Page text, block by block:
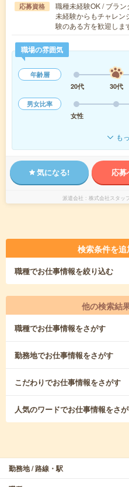
応募資格
職種未経験OK / ブラ
未経験からもチャレン
験のある方を歓迎し
職場の雰囲気
年齢層
20代
30代
男女比率
女性
も
気になる! 応
派遣会社 株式会社スタッ
検索条件を
職種でお仕事情報を絞り込む
他の検索結
職種でお仕事情報をさがす
勤務地でお仕事情報をさがす
こだわりでお仕事情報をさがす
人気のワードでお仕事情報をさ
勤務地 / 路線・駅